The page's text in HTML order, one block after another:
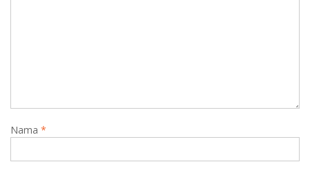
Nama *